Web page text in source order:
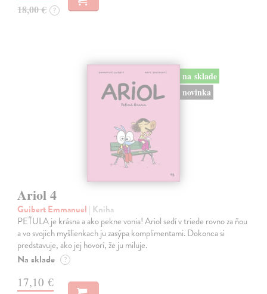
18,00 € ?
na sklade
novinka
Ariol 4
Guibert Emmanuel | Kniha
PEŤULA je krásna a ako pekne vonia! Ariol sedí v triede rovno za ňou
a vo svojich myšlienkach ju zasýpa komplimentami. Dokonca si
predstavuje, ako jej hovorí, že ju miluje.
Na sklade ?
17,10 €